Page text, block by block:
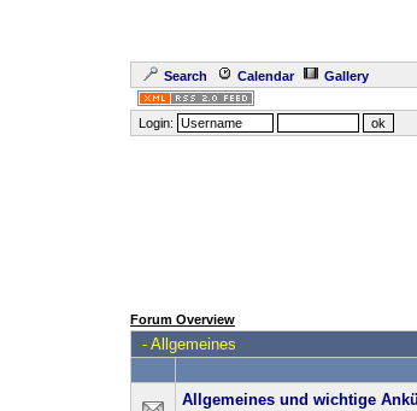
Search Calendar Gallery
Login:
Forum Overview
- Allgemeines
Allgemeines und wichtige